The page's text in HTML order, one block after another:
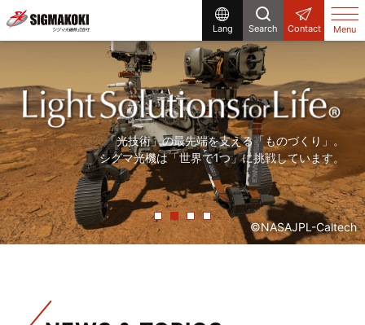
Lang Search Contact Menu
まだ世の中にないものを「光」で創る。
シグマ光機は「光」で社会に貢献しています。
「光技術」の最先端を支える「ものづくり」。
シグマ光機は「世界で1つ」に挑戦しています。
©NASAJPL-Caltech
研究開発から生産設備まで、
シグマ光機は「光」で解決する企業です。
「精度の高い製品を、より早く」。
常に「挑戦」をしていく、それが私たちシグマ光機です。